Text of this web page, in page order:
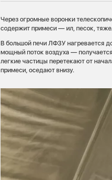
Через огромные воронки
содержит примеси — ил, песок,
В большой печи ЛФЗУ нагревается
мощный поток воздуха —
легкие частицы перетекают от
примеси, оседают внизу.